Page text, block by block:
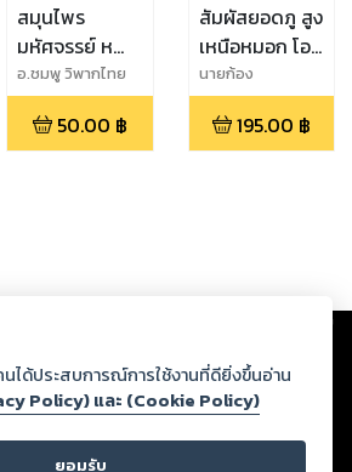
สมุนไพร
มหัศจรรย์ หญ้า
รีแพร์ มหาเสน่ห์
แห่งพรหมจรรย์
อ.ชมพู วิพากไทย
50.00 ฿
สัมผัสยอดภู สูง
เหนือหมอก โอบ
กอดขุนเขา
เชียงราย เหนือ
สุดแดนสยาม
นายก้อง
195.00 ฿
ลดผ่านเว็บไซต์และปรากฏว่าละเมิดสิทธิใน
อื่นหรือขัดต่อกฎหมายและศีลธรรม ดังนั้น ผู้อ่าน
การกลั่นกรองด้วยตนเอง และหากท่านพบว่าส่วน
ศีลธรรม กรุณาแจ้งมายังบริษัท เพื่อทีมงานจะได้
สตอรี่ล็อกขอสงวนลิขสิทธิ์ตามพระราชบัญญัติ
นได้ประสบการณ์การใช้งานที่ดียิ่งขึ้นอ่าน
Policy) และ (Cookie Policy)
ยอมรับ